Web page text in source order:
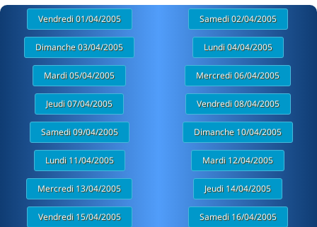
Vendredi 01/04/2005 Samedi 02/04/2005
Dimanche 03/04/2005 Lundi 04/04/2005
Mardi 05/04/2005 Mercredi 06/04/2005
Jeudi 07/04/2005 Vendredi 08/04/2005
Samedi 09/04/2005 Dimanche 10/04/2005
Lundi 11/04/2005 Mardi 12/04/2005
Mercredi 13/04/2005 Jeudi 14/04/2005
Vendredi 15/04/2005 Samedi 16/04/2005